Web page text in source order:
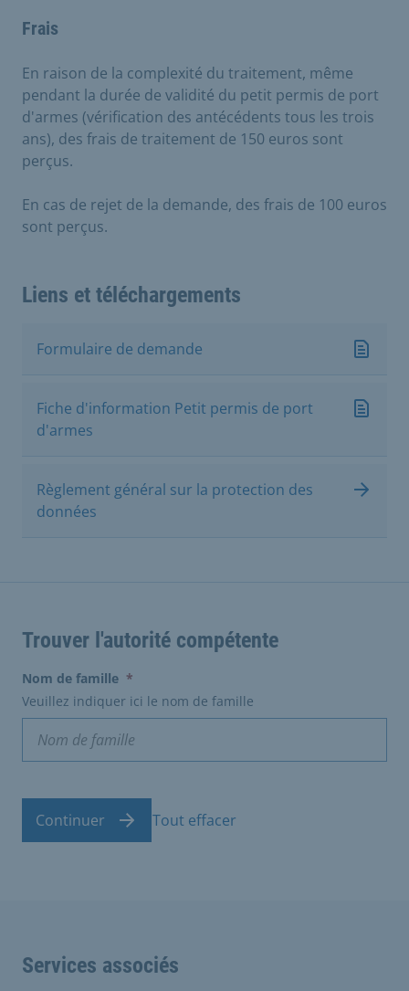
Frais
En raison de la complexité du traitement, même
pendant la durée de validité du petit permis de port
d'armes (vérification des antécédents tous les trois
ans), des frais de traitement de 150 euros sont
perçus.
En cas de rejet de la demande, des frais de 100 euros
sont perçus.
Liens et téléchargements
Formulaire de demande
Fiche d'information Petit permis de port
d'armes
Règlement général sur la protection des
données
Trouver l'autorité compétente
Nom de famille *
Veuillez indiquer ici le nom de famille
Continuer Tout effacer
Services associés